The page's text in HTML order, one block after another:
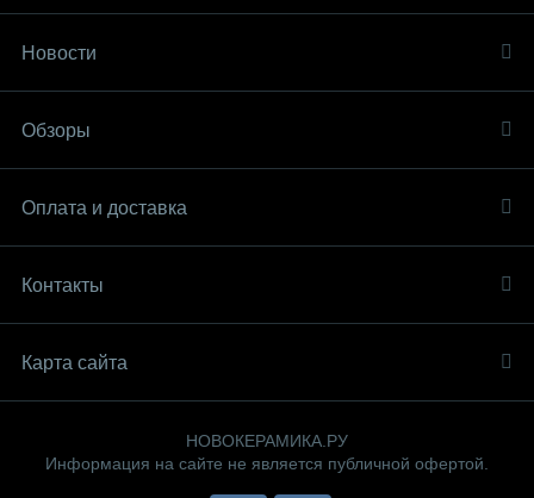
Новости
Обзоры
Оплата и доставка
Контакты
Карта сайта
НОВОКЕРАМИКА.РУ
Информация на сайте не является публичной офертой.